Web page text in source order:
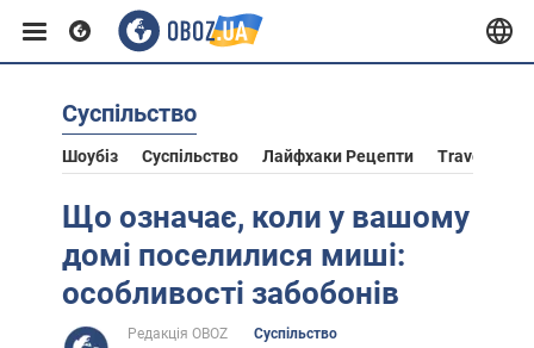
Європа
США
Суспільство
Шоубіз Суспільство Лайфхаки Рецепти Travel
Що означає, коли у вашому
домі поселилися миші:
особливості забобонів
Редакція OBOZ
Суспільство